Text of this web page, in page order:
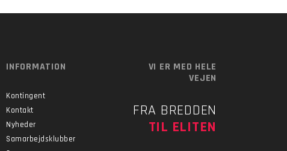
INFORMATION
Kontingent
Kontakt
Nyheder
Samarbejdsklubber
VI ER MED HELE
VEJEN
FRA BREDDEN
TIL ELITEN